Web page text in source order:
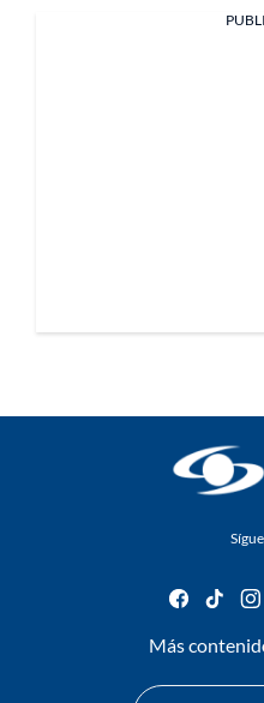
facebook
tiktok
Más